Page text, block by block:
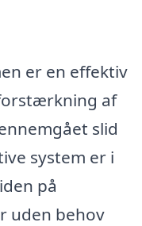
er en effektiv
af
slid
system er i
på
uden behov